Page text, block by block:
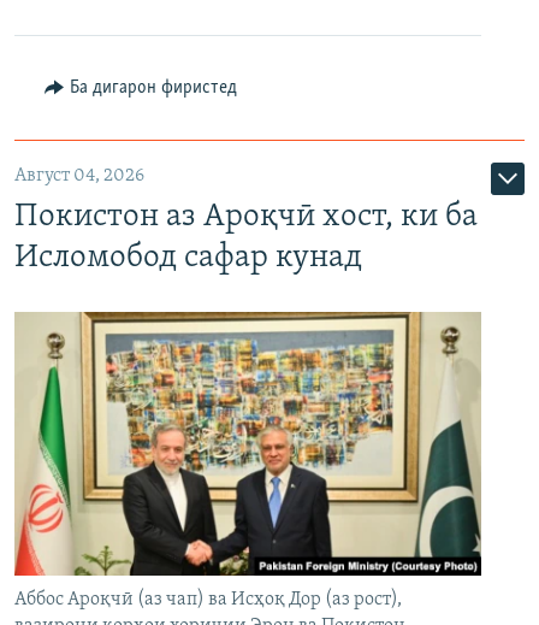
Ба дигарон фиристед
Август 04, 2026
Покистон аз Ароқчӣ хост, ки ба
Исломобод сафар кунад
Аббос Ароқчӣ (аз чап) ва Исҳоқ Дор (аз рост),